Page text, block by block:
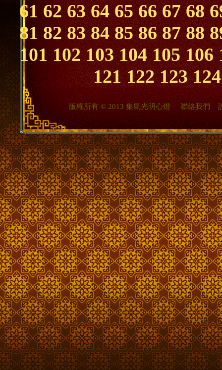
61 62 63 64 65 66 67 68
81 82 83 84 85 86 87 88
101 102 103 104 105 106
121 122 123 124
版權所有 © 2013 集氣光明心燈聯絡我們設